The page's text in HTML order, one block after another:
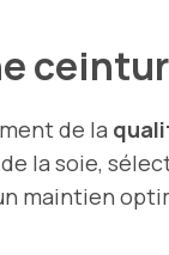
de la
la soie,
maintien